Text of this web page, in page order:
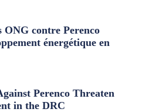
ONG contre Perenco
énergétique en
Perenco Threaten
in the DRC